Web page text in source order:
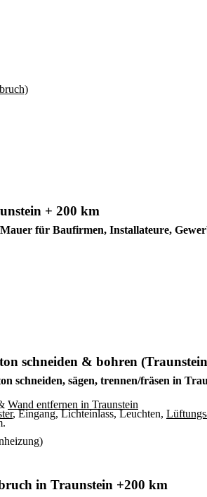
+ 200 km
für Baufirmen, Installateure,
schneiden & bohren
schneiden, sägen, trennen/fräsen in
Wand entfernen in Traunstein
, Eingang, Lichteinlass, Leuchten,
in Traunstein +200 km